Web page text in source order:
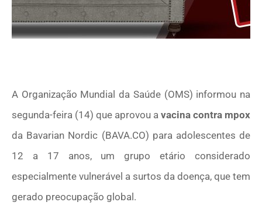
A Organização Mundial da Saúde (OMS) informou na
segunda-feira (14) que aprovou a vacina contra mpox
da Bavarian Nordic (BAVA.CO) para adolescentes de
12 a 17 anos, um grupo etário considerado
especialmente vulnerável a surtos da doença, que tem
gerado preocupação global.